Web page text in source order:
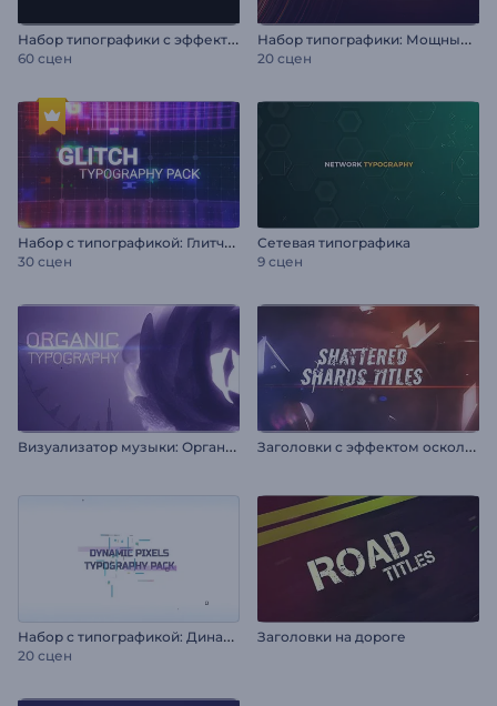
Н
абор типографики с эффектом глитч
60 сцен
Н
абор типографики: Мощные наплывы
20 сцен
Н
абор с типографикой: Глитч-эффект
30 сцен
Сетевая типографика
9 сцен
В
изуализатор музыки: Органика З
аголовки с эффектом осколков стекла
Н
абор с типографикой: Динамичные пиксели
20 сцен
Заголовки на дороге